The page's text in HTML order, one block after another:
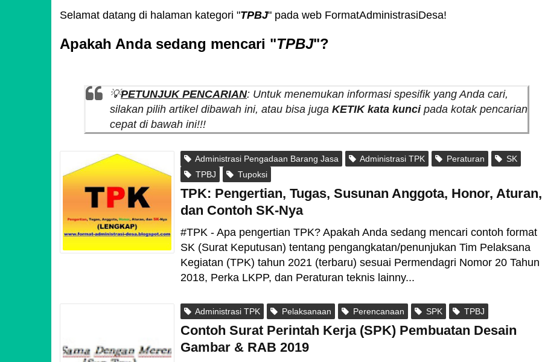
Selamat datang di halaman kategori "TPBJ" pada web FormatAdministrasiDesa!
Apakah Anda sedang mencari "TPBJ"?
💡PETUNJUK PENCARIAN: Untuk menemukan informasi spesifik yang Anda cari,
silakan pilih artikel dibawah ini, atau bisa juga KETIK kata kuncipada kotak pencarian
cepat di bawah ini!!!
Administrasi Pengadaan Barang Jasa Administrasi TPK Peraturan
SK
TPBJ
Tupoksi
TPK: Pengertian, Tugas, Susunan Anggota, Honor, Aturan,
dan Contoh SK-Nya
#TPK - Apa pengertian TPK? Apakah Anda sedang mencari contoh format
SK (Surat Keputusan) tentang pengangkatan/penunjukan Tim Pelaksana
Kegiatan (TPK) tahun 2021 (terbaru) sesuai Permendagri Nomor 20 Tahun
2018, Perka LKPP, dan Peraturan teknis lainny...
Administrasi TPK Pelaksanaan Perencanaan SPK TPBJ
Contoh Surat Perintah Kerja (SPK) Pembuatan Desain
Gambar & RAB 2019